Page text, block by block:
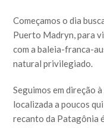
Começamos o dia
Puerto Madryn, para
com a baleia-franca-
natural privilegiado.
Seguimos em direção
localizada a poucos
recanto da Patagônia